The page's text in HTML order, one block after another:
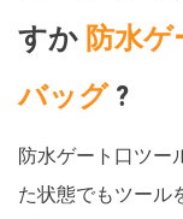
すか 防水
バッグ ?
防水ゲート口ツー
た状態でもツール